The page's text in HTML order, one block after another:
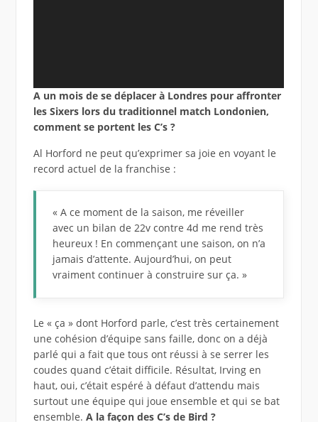
A un mois de se déplacer à Londres pour affronter
les Sixers lors du traditionnel match Londonien,
comment se portent les C’s ?
Al Horford ne peut qu’exprimer sa joie en voyant le
record actuel de la franchise :
« A ce moment de la saison, me réveiller
avec un bilan de 22v contre 4d me rend très
heureux ! En commençant une saison, on n’a
jamais d’attente. Aujourd’hui, on peut
vraiment continuer à construire sur ça. »
Le « ça » dont Horford parle, c’est très certainement
une cohésion d’équipe sans faille, donc on a déjà
parlé qui a fait que tous ont réussi à se serrer les
coudes quand c’était difficile. Résultat, Irving en
haut, oui, c’était espéré à défaut d’attendu mais
surtout une équipe qui joue ensemble et qui se bat
ensemble. A la façon des C’s de Bird ?